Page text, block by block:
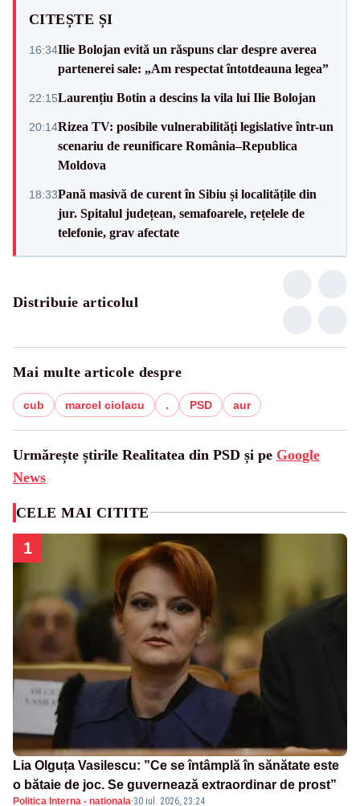
CITEȘTE ȘI
16:34Ilie Bolojan evită un răspuns clar despre averea
partenerei sale: „Am respectat întotdeauna legea”
22:15Laurențiu Botin a descins la vila lui Ilie Bolojan
20:14Rizea TV: posibile vulnerabilități legislative într-un
scenariu de reunificare România–Republica
Moldova
18:33Pană masivă de curent în Sibiu și localitățile din
jur. Spitalul județean, semafoarele, rețelele de
telefonie, grav afectate
Distribuie articolul
Mai multe articole despre
cub marcel ciolacu . PSD aur
Urmărește știrile Realitatea din PSD și pe Google
News
CELE MAI CITITE
1
Lia Olguța Vasilescu: ”Ce se întâmplă în sănătate este
o bătaie de joc. Se guvernează extraordinar de prost”
Politica Interna - nationala·30 iul. 2026, 23:24